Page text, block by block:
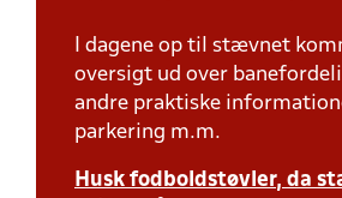
I dagene op til stævnet
oversigt ud over
andre praktiske
parkering m.m.
Husk fodboldstøvler, da